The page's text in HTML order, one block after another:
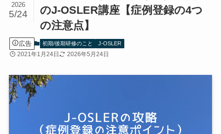
のJ-OSLER講座【症例登録の4つ
の注意点】
2026
5/24
広告 初期/後期研修のこと J-OSLER
2021年1月24日 2026年5月24日